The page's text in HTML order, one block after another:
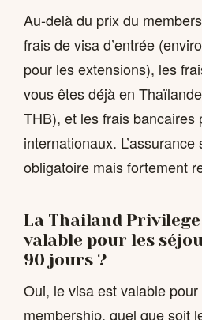
Au-delà du prix du
frais de visa d’entrée
pour les extensions), les
vous êtes déjà en
THB), et les frais bancaires
internationaux. L’assurance
obligatoire mais fortement
La Thailand
valable pour les
90 jours ?
Oui, le visa est valable
membership, quel que soit